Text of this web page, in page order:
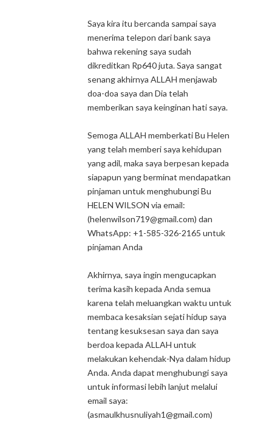
Saya kira itu bercanda sampai saya
menerima telepon dari bank saya
bahwa rekening saya sudah
dikreditkan Rp640 juta. Saya sangat
senang akhirnya ALLAH menjawab
doa-doa saya dan Dia telah
memberikan saya keinginan hati saya.
Semoga ALLAH memberkati Bu Helen
yang telah memberi saya kehidupan
yang adil, maka saya berpesan kepada
siapapun yang berminat mendapatkan
pinjaman untuk menghubungi Bu
HELEN WILSON via email:
(helenwilson719@gmail.com) dan
WhatsApp: +1-585-326-2165 untuk
pinjaman Anda
Akhirnya, saya ingin mengucapkan
terima kasih kepada Anda semua
karena telah meluangkan waktu untuk
membaca kesaksian sejati hidup saya
tentang kesuksesan saya dan saya
berdoa kepada ALLAH untuk
melakukan kehendak-Nya dalam hidup
Anda. Anda dapat menghubungi saya
untuk informasi lebih lanjut melalui
email saya:
(asmaulkhusnuliyah1@gmail.com)